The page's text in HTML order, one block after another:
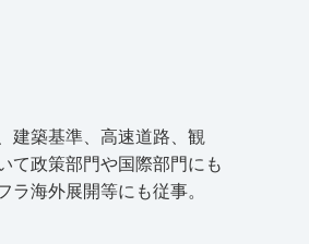
建築基準、高速道路、観
て政策部門や国際部門にも
海外展開等にも従事。